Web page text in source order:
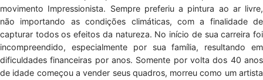
movimento Impressionista. Sempre preferiu a pintura ao ar livre,
não importando as condições climáticas, com a finalidade de
capturar todos os efeitos da natureza. No início de sua carreira foi
incompreendido, especialmente por sua família, resultando em
dificuldades financeiras por anos. Somente por volta dos 40 anos
de idade começou a vender seus quadros, morreu como um artista